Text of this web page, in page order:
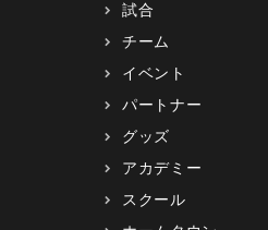
試合
チーム
イベント
パートナー
グッズ
アカデミー
スクール